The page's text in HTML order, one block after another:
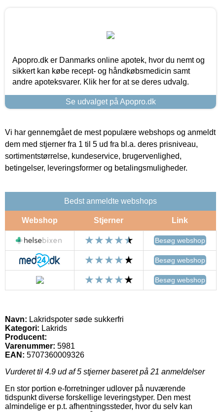
Apopro.dk er Danmarks online apotek, hvor du nemt og
sikkert kan købe recept- og håndkøbsmedicin samt
andre apoteksvarer. Klik her for at se deres udvalg.
Se udvalget på Apopro.dk
Vi har gennemgået de mest populære webshops og anmeldt
dem med stjerner fra 1 til 5 ud fra bl.a. deres prisniveau,
sortimentstørrelse, kundeservice, brugervenlighed,
betingelser, leveringsformer og betalingsmuligheder.
Bedst anmeldte webshops
Webshop Stjerner Link
Besøg webshop
Besøg webshop
Besøg webshop
Navn: Lakridspoter søde sukkerfri
Kategori: Lakrids
Producent:
Varenummer: 5981
EAN: 5707360009326
Vurderet til 4.9 ud af 5 stjerner baseret på 21 anmeldelser
En stor portion e-forretninger udlover på nuværende
tidspunkt diverse forskellige leveringstyper. Den mest
almindelige er p.t. afhentningssteder, hvor du selv kan